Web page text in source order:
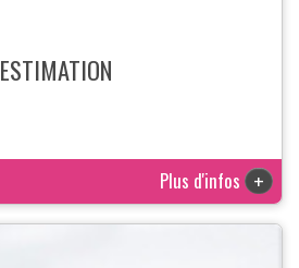
ESTIMATION
Plus d'infos +